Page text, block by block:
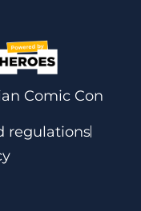
Comic Con
regulations